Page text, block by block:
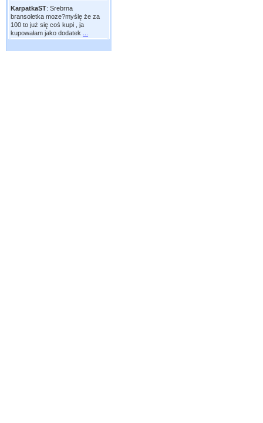
KarpatkaST: Srebrna
bransoletka moze?myślę że za
100 to już się coś kupi , ja
kupowałam jako dodatek